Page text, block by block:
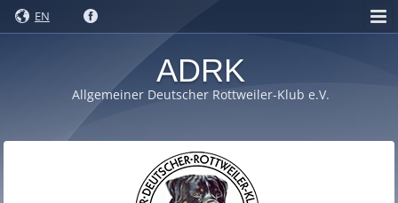
EN
ADRK
Allgemeiner Deutscher Rottweiler-Klub e.V.